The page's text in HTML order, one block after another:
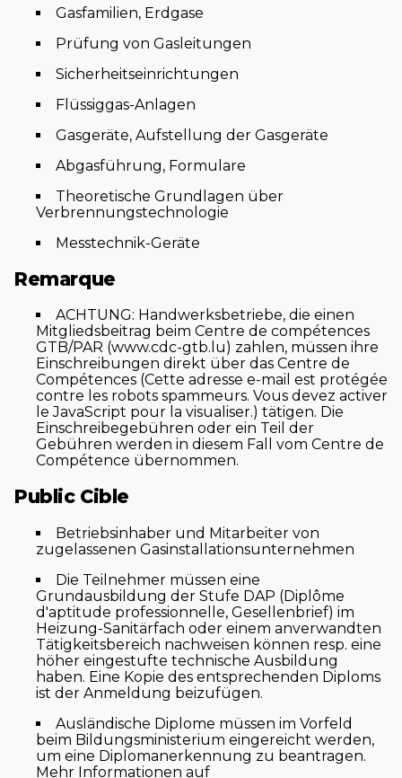
Gasfamilien, Erdgase
Prüfung von Gasleitungen
Sicherheitseinrichtungen
Flüssiggas-Anlagen
Gasgeräte, Aufstellung der Gasgeräte
Abgasführung, Formulare
Theoretische Grundlagen über
Verbrennungstechnologie
Messtechnik-Geräte
Remarque
ACHTUNG: Handwerksbetriebe, die einen
Mitgliedsbeitrag beim Centre de compétences
GTB/PAR (www.cdc-gtb.lu) zahlen, müssen ihre
Einschreibungen direkt über das Centre de
Compétences (Cette adresse e-mail est protégée
contre les robots spammeurs. Vous devez activer
le JavaScript pour la visualiser.) tätigen. Die
Einschreibegebühren oder ein Teil der
Gebühren werden in diesem Fall vom Centre de
Compétence übernommen.
Public Cible
Betriebsinhaber und Mitarbeiter von
zugelassenen Gasinstallationsunternehmen
Die Teilnehmer müssen eine
Grundausbildung der Stufe DAP (Diplôme
d'aptitude professionnelle, Gesellenbrief) im
Heizung-Sanitärfach oder einem anverwandten
Tätigkeitsbereich nachweisen können resp. eine
höher eingestufte technische Ausbildung
haben. Eine Kopie des entsprechenden Diploms
ist der Anmeldung beizufügen.
Ausländische Diplome müssen im Vorfeld
beim Bildungsministerium eingereicht werden,
um eine Diplomanerkennung zu beantragen.
Mehr Informationen auf